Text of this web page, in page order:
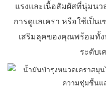
แรงและเนื้อสัมผัสที่นุ่มน
การดูแลเครา หรือใช้เป็
เสริมลุคของคุณพร้อมทั้ง
ระดับ